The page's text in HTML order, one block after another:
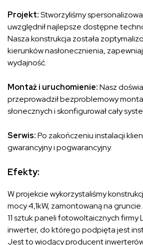
Projekt:Stworzyliśmy
uwzględnił najlepsze dostępne
Nasza konstrukcja została
kierunków nasłonecznienia,
wydajność.
Montaż i uruchomienie:Nasz
przeprowadził bezproblemowy
słonecznych i skonfigurował cały
Serwis:Po zakończeniu instalacji
gwarancyjny i pogwarancyjny.
Efekty:
W projekcie wykorzystaliśmy
mocy 4,1kW, zamontowaną na
11 sztuk paneli fotowoltaicznych firmy
inwerter, do którego podpięta jest
Jest to wiodący producent